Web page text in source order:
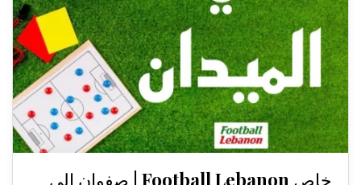
خاص Football Lebanon | صفوان إلى